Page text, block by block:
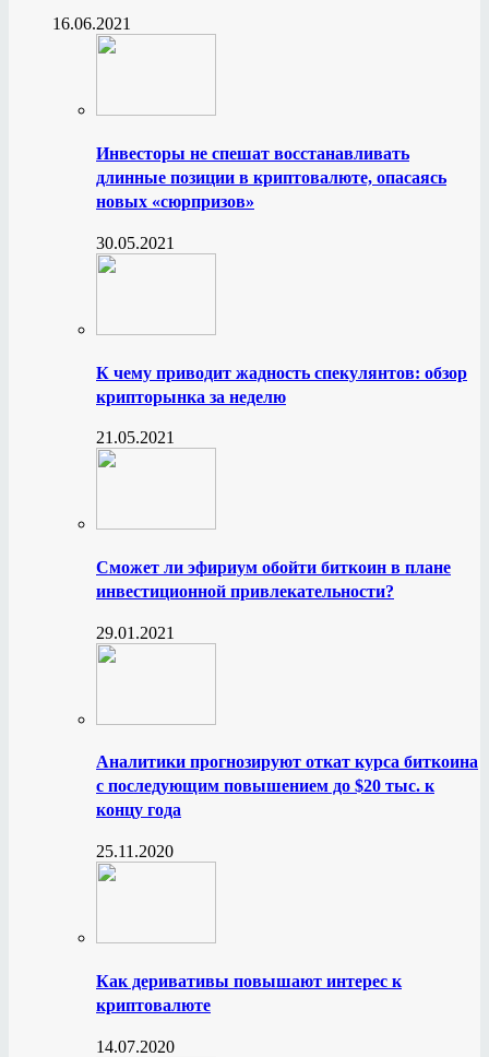
16.06.2021
Инвесторы не спешат восстанавливать
длинные позиции в криптовалюте, опасаясь
новых «сюрпризов»
30.05.2021
К чему приводит жадность спекулянтов: обзор
крипторынка за неделю
21.05.2021
Сможет ли эфириум обойти биткоин в плане
инвестиционной привлекательности?
29.01.2021
Аналитики прогнозируют откат курса биткоина
с последующим повышением до $20 тыс. к
концу года
25.11.2020
Как деривативы повышают интерес к
криптовалюте
14.07.2020